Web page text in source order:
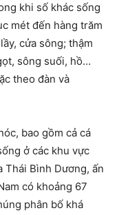
khi số khác sống
mét đến hàng trăm
cửa sông; thậm
sông suối, hồ…
theo đàn và
bao gồm cả cá
ở các khu vực
Bình Dương, ấn
có khoảng 67
phân bố khá